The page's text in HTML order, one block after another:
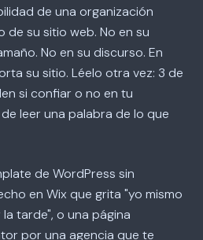
de una organización
de su sitio web. No en su
No en su discurso. En
su sitio. Léelo otra vez: 3 de
si confiar o no en tu
leer una palabra de lo que
de WordPress sin
en Wix que grita "yo mismo
tarde", o una página
por una agencia que te